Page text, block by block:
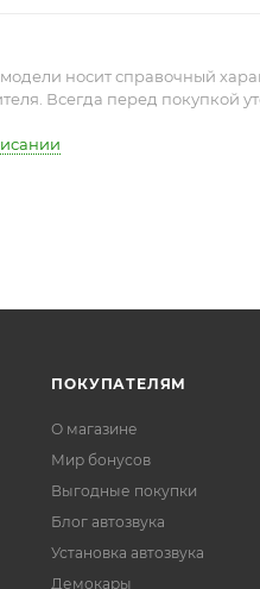
носит справочный
Всегда перед покупкой
ПОКУПАТЕЛЯМ
О магазине
Мир бонусов
Выгодные покупки
Блог автозвука
Установка автозвука
Демокары